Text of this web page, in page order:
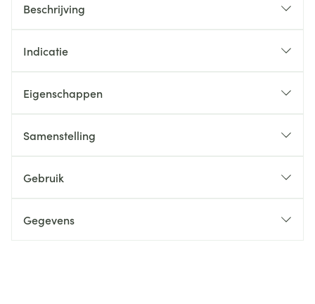
Beschrijving
Indicatie
Eigenschappen
Samenstelling
Gebruik
Gegevens